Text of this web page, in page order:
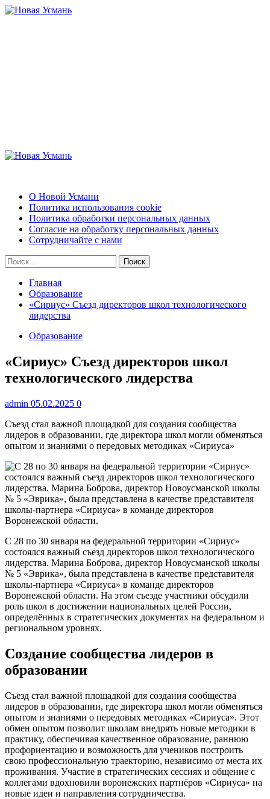
Перейти
Основное
О Новой Усмани
Политика использования cookie
Политика обработки персональных данных
Согласие на обработку персональных данных
Сотрудничайте с нами
Найти:
Главная
Образование
«Сириус» Съезд директоров школ технологического
лидерства
Образование
«Сириус» Съезд директоров школ
технологического лидерства
admin 05.02.2025 0
Съезд стал важной площадкой для создания сообщества
лидеров в образовании, где директора школ могли обменяться
опытом и знаниями о передовых методиках «Сириуса»
С 28 по 30 января на федеральной территории «Сириус»
состоялся важный съезд директоров школ технологического
лидерства. Марина Боброва, директор Новоусманской школы
№ 5 «Эврика», была представлена в качестве представителя
школы-партнера «Сириуса» в команде директоров
Воронежской области. На этом съезде участники обсудили
роль школ в достижении национальных целей России,
определённых в стратегических документах на федеральном и
региональном уровнях.
Создание сообщества лидеров в
образовании
Съезд стал важной площадкой для создания сообщества
лидеров в образовании, где директора школ могли обменяться
опытом и знаниями о передовых методиках «Сириуса». Этот
обмен опытом позволит школам внедрять новые методики в
практику, обеспечивая качественное образование, раннюю
профориентацию и возможность для учеников построить
свою профессиональную траекторию, независимо от места их
проживания. Участие в стратегических сессиях и общение с
коллегами вдохновили воронежских партнёров «Сириуса» на
новые идеи и направления сотрудничества.